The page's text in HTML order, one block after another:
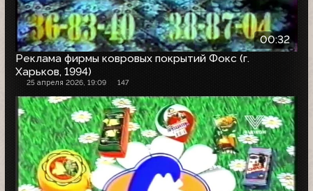
00:32
Реклама фирмы ковровых покрытий Фокс (г.
Харьков, 1994)
25 апреля 2026, 19:09 147